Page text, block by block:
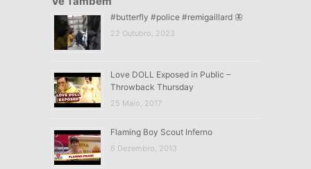
#butterfly #police #remigaillard 🦋
22 Outubro, 2023
Love DOLL Exposed in Public –
Throwback Thursday
25 Maio, 2017
Flaming Boy Scout Inferno
6 Dezembro, 2013